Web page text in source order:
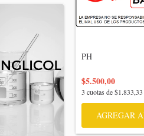
PH
$5.500,00
3 cuotas de$1.833,33